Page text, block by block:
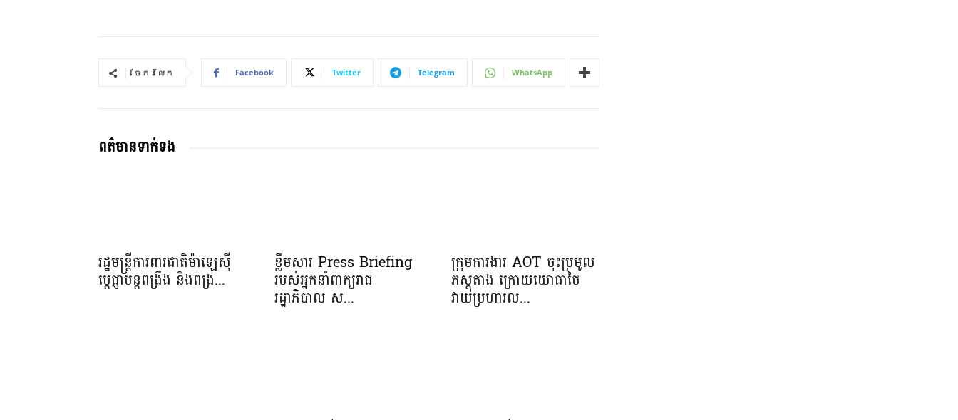
ចែករំលែក Facebook Twitter Telegram WhatsApp
ពត៌មានទាក់ទង
រដ្ឋមន្ត្រីការពារជាតិម៉ាឡេស៊ី
ប្ដេជ្ញាបន្តពង្រឹង និងពង្រ...
ខ្លឹមសារ Press Briefing
របស់អ្នកនាំពាក្យរាជ
រដ្ឋាភិបាល ស...
ក្រុមការងារ AOT ចុះប្រមូល
ភស្តុតាង ក្រោយយោធាថៃ
វាយប្រហារល...